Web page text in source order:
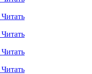
Читать
Читать
Читать
Читать